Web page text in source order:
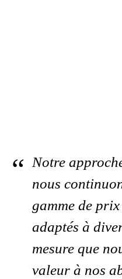
Notre
nous
gamme de
adaptés à
mesure que
valeur à nos